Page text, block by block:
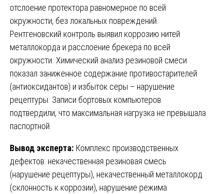
отслоение протектора равномерное по всей
окружности, без локальных повреждений.
Рентгеновский контроль выявил коррозию нитей
металлокорда и расслоение брекера по всей
окружности. Химический анализ резиновой смеси
показал заниженное содержание противостарителей
(антиоксидантов) и избыток серы – нарушение
рецептуры. Записи бортовых компьютеров
подтвердили, что максимальная нагрузка не превышала
паспортной.
Вывод эксперта: Комплекс производственных
дефектов: некачественная резиновая смесь
(нарушение рецептуры), некачественный металлокорд
(склонность к коррозии), нарушение режима